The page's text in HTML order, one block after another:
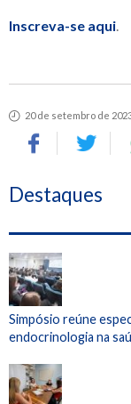
Inscreva-se aqui.
20 de setembro de
Destaques
Simpósio reúne
endocrinologia na